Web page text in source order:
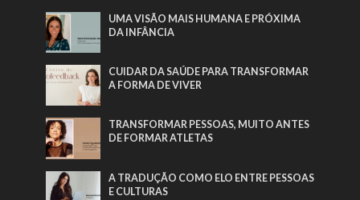
UMA VISÃO MAIS HUMANA E PRÓXIMA
DA INFÂNCIA
CUIDAR DA SAÚDE PARA TRANSFORMAR
A FORMA DE VIVER
TRANSFORMAR PESSOAS, MUITO ANTES
DE FORMAR ATLETAS
A TRADUÇÃO COMO ELO ENTRE PESSOAS
E CULTURAS